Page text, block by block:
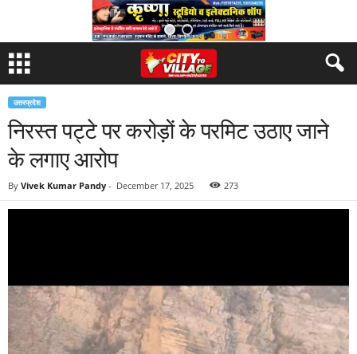
उत्तरप्रदेश
निरस्त पट्टे पर करोड़ों के परमिट उठाए जाने
के लगाए आरोप
By Vivek Kumar Pandy - December 17, 2025 273